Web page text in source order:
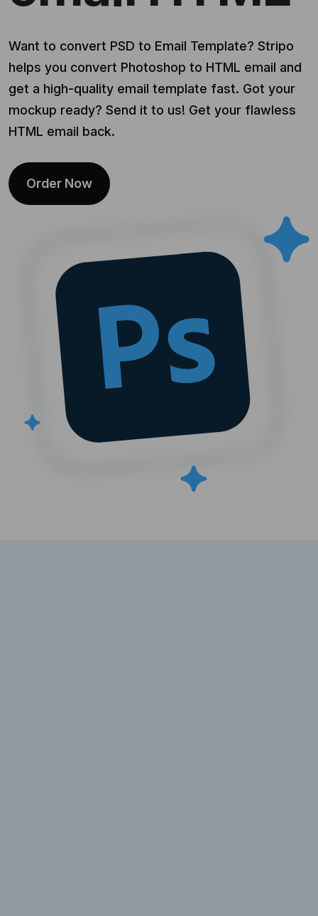
Want to convert PSD to Email Template? Stripo
helps you convert Photoshop to HTML email and
get a high-quality email template fast. Got your
mockup ready? Send it to us! Get your flawless
HTML email back.
Order Now